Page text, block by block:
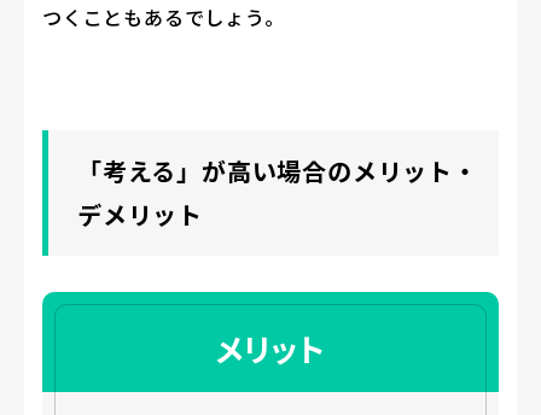
つくこともあるでしょう。
「考える」が高い場合のメリット・
デメリット
メリット